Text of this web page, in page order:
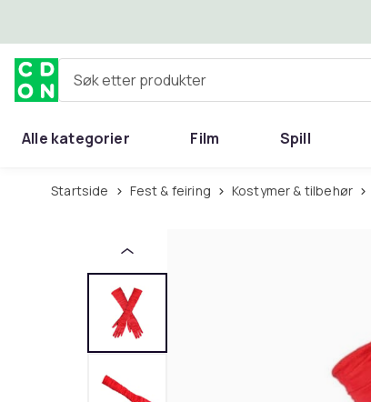
Søk etter produkter
Alle kategorier Film Spill
Startside Fest & feiring Kostymer & tilbehør